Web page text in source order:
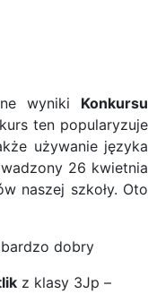
wyniki Konkursu
ten popularyzuje
używanie języka
26 kwietnia
naszej szkoły. Oto
dobry
z klasy 3Jp –